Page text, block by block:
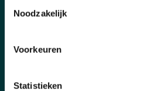
Noodzakelijk
Voorkeuren
Statistieken
Pre-Owned
Nieuws